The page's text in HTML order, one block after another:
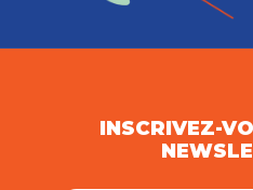
INSCRIVEZ-